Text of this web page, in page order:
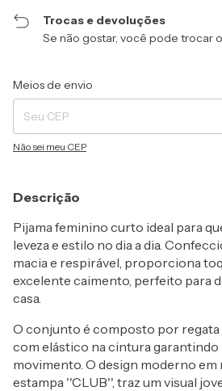
Trocas e devoluções
Se não gostar, você pode trocar
Entregas para o CEP:
Meios de envio
Não sei meu CEP
Descrição
Pijama feminino curto ideal para
leveza e estilo no dia a dia.
macia e respirável, proporciona
excelente caimento, perfeito para
casa.
O conjunto é composto por regata
com elástico na cintura garantindo
movimento. O design moderno em
estampa ''CLUB'', traz um visual